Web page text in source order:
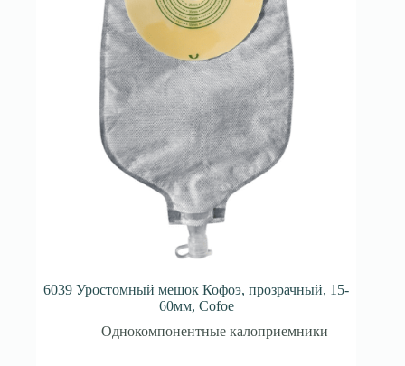
6039 Уростомный мешок Кофоэ, прозрачный, 15-
60мм, Cofoe
Однокомпонентные калоприемники